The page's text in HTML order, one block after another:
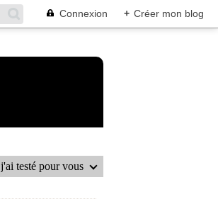
Connexion + Créer mon blog
j'ai testé pour vous